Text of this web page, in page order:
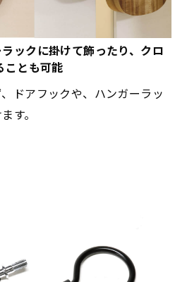
ックに掛けて飾ったり、クロ
ことも可能
ドアフックや、ハンガーラッ
す。